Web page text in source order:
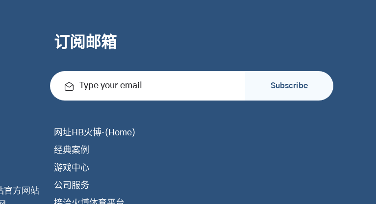
官方网站
订阅邮箱
Type your email Subscribe
网址HB火博·(Home)
经典案例
游戏中心
公司服务